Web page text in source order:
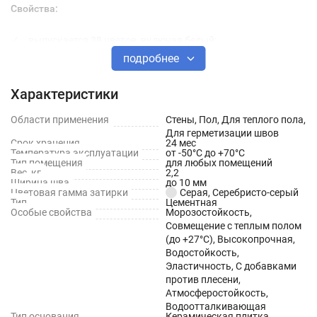
Свойства:
обладает усиленным противогрибковым эффектом
новая формула содержит активную минеральную добавку
Силика Актив, обеспечивающую легкость очистки плитки
после затирания, высокую пластичность состава и
стабильность цвета;
устойчива к загрязнению, легко моется;
эластичная, устойчива к деформациям;
обладает высокой стойкостью к истиранию;
обладает высокой стойкостью цвета;
подробнее
Характеристики
Области применения
Стены, Пол, Для теплого пола,
Для герметизации швов
Срок хранения
24 мес
Температура эксплуатации
от -50°С до +70°С
Тип помещения
для любых помещений
Вес, кг
2,2
Ширина шва
до 10 мм
Цветовая гамма затирки
Серая, Серебристо-серый
Тип
Цементная
Особые свойства
Морозостойкость,
Совмещение с теплым полом
(до +27°С), Высокопрочная,
Водостойкость,
Эластичность, С добавками
против плесени,
Атмосферостойкость,
Водоотталкивающая